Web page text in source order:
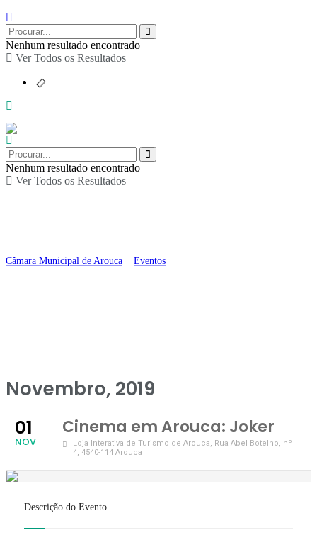
Nenhum resultado encontrado
Ver Todos os Resultados
Nenhum resultado encontrado
Ver Todos os Resultados
Cinema em Arouca:
Câmara Municipal de Arouca Eventos
Novembro, 2019
01
NOV
Cinema em Arouca: Joker
Loja Interativa de Turismo de Arouca, Rua Abel Botelho, nº
4, 4540-114 Arouca
Descrição do Evento